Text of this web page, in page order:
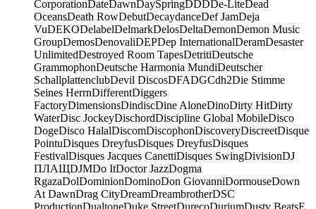
CorporationDateDawnDaySpringDDDDe-LiteDead
OceansDeath RowDebutDecaydanceDef JamDeja
VuDEKODelabelDelmarkDelosDeltaDemonDemon Music
GroupDemosDenovaliDEPDep InternationalDeramDesaster
UnlimitedDestroyed Room TapesDetritiDeutsche
GrammophonDeutsche Harmonia MundiDeutscher
SchallplattenclubDevil DiscosDFADGCdh2Die Stimme
Seines HerrnDifferentDiggers
FactoryDimensionsDindiscDine AloneDinoDirty HitDirty
WaterDisc JockeyDischordDiscipline Global MobileDisco
DogeDisco HalalDiscomDiscophonDiscoveryDiscreetDisque
PointuDisques DreyfusDisques DreyfusDisques
FestivalDisques Jacques CanettiDisques SwingDivisionDJ
ПЛАЩDJMDo ItDoctor JazzDogma
RgazaDolDominionDominoDon GiovanniDormouseDown
At DawnDrag CityDreamDreambrotherDSC